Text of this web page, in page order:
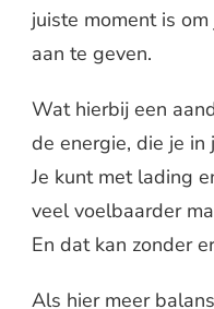
juiste moment is
aan te geven.
Wat hierbij een
de energie, die je
Je kunt met lading
veel voelbaarder
En dat kan zonder
Als hier meer